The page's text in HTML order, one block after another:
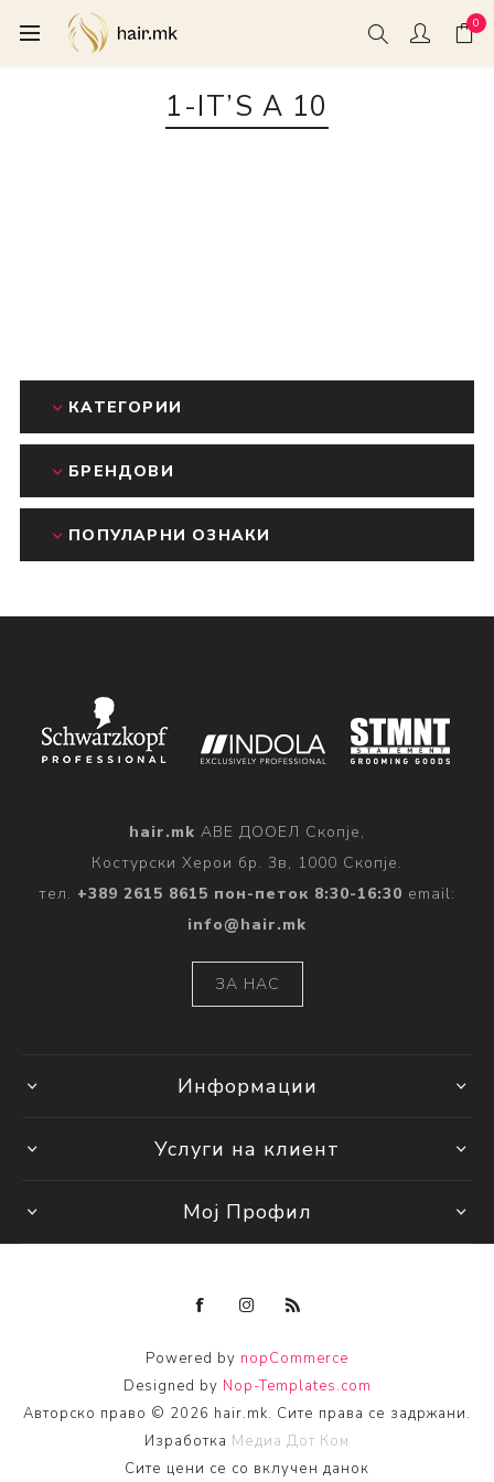
0
1-IT’S A 10
КАТЕГОРИИ
БРЕНДОВИ
ПОПУЛАРНИ ОЗНАКИ
hair.mk АВЕ ДООЕЛ Скопје,
Костурски Херои бр. 3в, 1000 Скопје.
тел. +389 2615 8615 пон-петок 8:30-16:30 email:
info@hair.mk
ЗА НАС
Информации
Услуги на клиент
Мој Профил
Powered by nopCommerce
Designed by Nop-Templates.com
Авторско право © 2026 hair.mk. Сите права се задржани.
Изработка Медиа Дот Ком
Сите цени се со вклучен данок